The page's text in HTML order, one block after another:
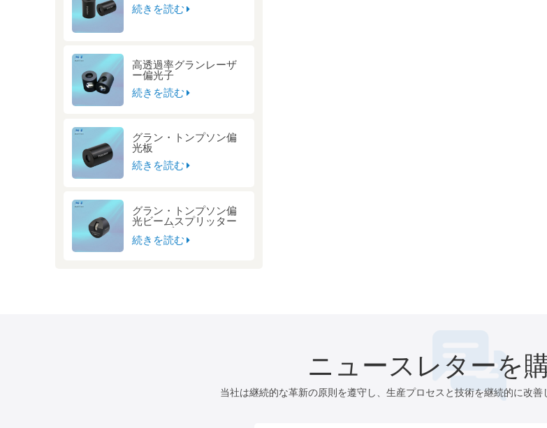
続きを読む
高透過率グランレーザ
ー偏光子
続きを読む
グラン・トンプソン偏
光板
続きを読む
グラン・トンプソン偏
光ビームスプリッター
キューブ
続きを読む
ニュースレターを
当社は継続的な革新の原則を遵守し、生産プロセスと技術を継続的に改善